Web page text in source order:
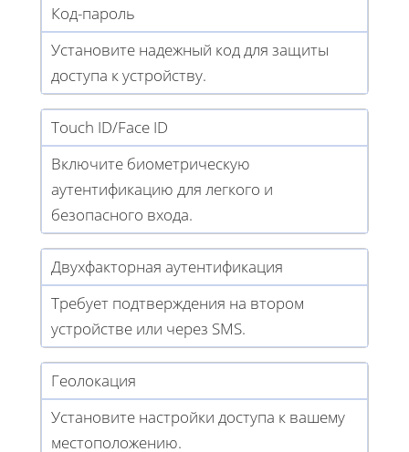
Код-пароль
Установите надежный код для защиты
доступа к устройству.
Touch ID/Face ID
Включите биометрическую
аутентификацию для легкого и
безопасного входа.
Двухфакторная аутентификация
Требует подтверждения на втором
устройстве или через SMS.
Геолокация
Установите настройки доступа к вашему
местоположению.